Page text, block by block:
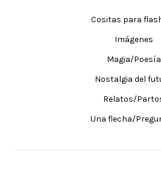
Cositas para
Imágenes
Magia/Poesía
Nostalgia del
Relatos/
Una flecha/